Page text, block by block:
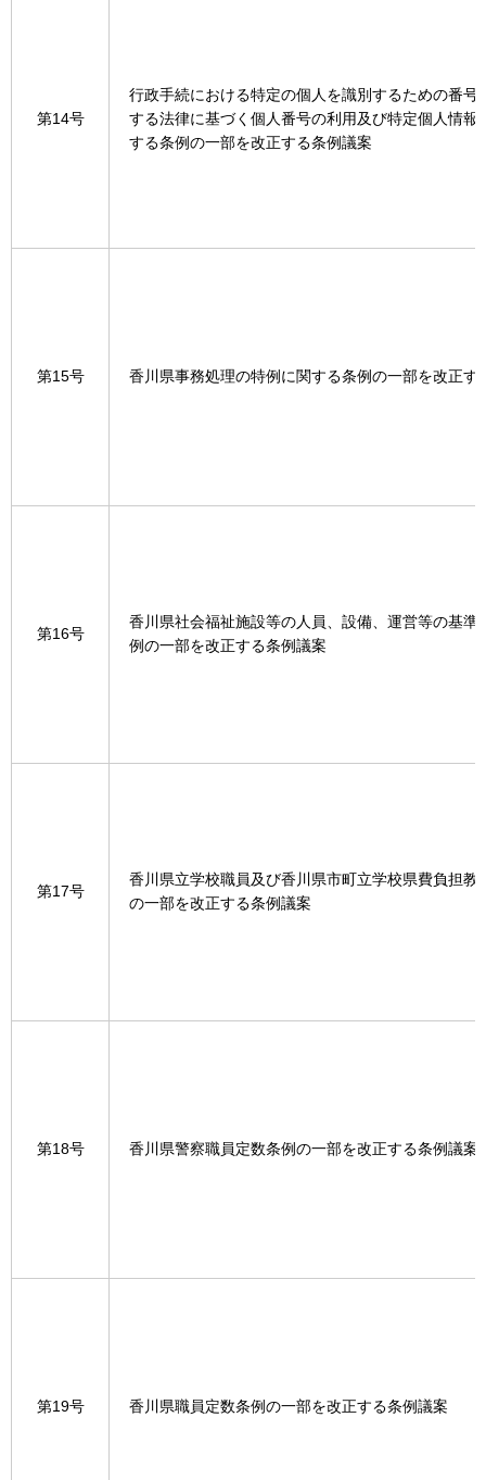
第14号
行政手続における特定の個人を識別するための番号
する法律に基づく個人番号の利用及び特定個人情報
する条例の一部を改正する条例議案
第15号 香川県事務処理の特例に関する条例の一部を改正す
第16号
香川県社会福祉施設等の人員、設備、運営等の基準
例の一部を改正する条例議案
第17号
香川県立学校職員及び香川県市町立学校県費負担教
の一部を改正する条例議案
第18号 香川県警察職員定数条例の一部を改正する条例議案
第19号 香川県職員定数条例の一部を改正する条例議案